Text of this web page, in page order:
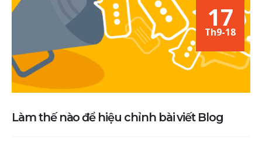
17
Th9-18
Làm thế nào để hiệu chỉnh bài viết Blog